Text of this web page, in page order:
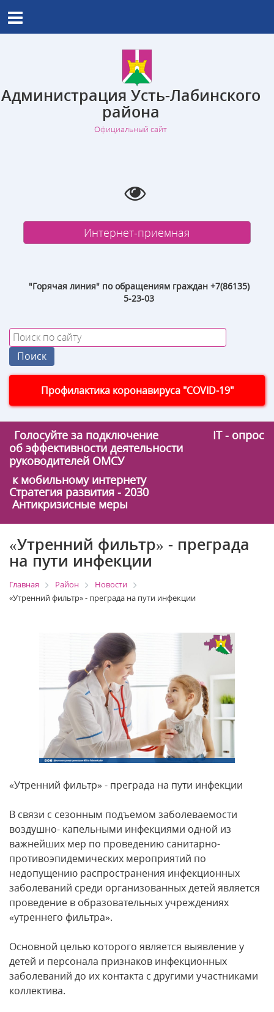
Администрация Усть-Лабинского
района
Официальный сайт
Интернет-приемная
"Горячая линия" по обращениям граждан +7(86135)
5-23-03
Профилактика коронавируса "COVID-19"
Голосуйте за подключение
IT - опрос
об эффективности деятельности
руководителей ОМСУ
к мобильному интернету
Стратегия развития - 2030
Антикризисные меры
«Утренний фильтр» - преграда
на пути инфекции
Главная Район
Новости
«Утренний фильтр» - преграда на пути инфекции
«Утренний фильтр» - преграда на пути инфекции
В связи с сезонным подъемом заболеваемости
воздушно- капельными инфекциями одной из
важнейших мер по проведению санитарно-
противоэпидемических мероприятий по
недопущению распространения инфекционных
заболеваний среди организованных детей является
проведение в образовательных учреждениях
«утреннего фильтра».
Основной целью которого является выявление у
детей и персонала признаков инфекционных
заболеваний до их контакта с другими участниками
коллектива.